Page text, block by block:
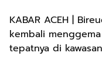
KABAR ACEH |
kembali
tepatnya di